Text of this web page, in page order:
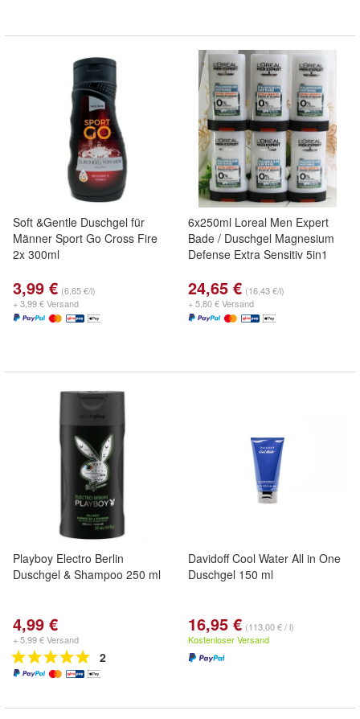
Soft &Gentle Duschgel für
Männer Sport Go Cross Fire
2x 300ml
3,99 € (6,65 €/l)
+ 3,99 € Versand
6x250ml Loreal Men Expert
Bade / Duschgel Magnesium
Defense Extra Sensitiv 5in1
24,65 € (16,43 €/l)
+ 5,80 € Versand
Playboy Electro Berlin
Duschgel & Shampoo 250 ml
4,99 €
+ 5,99 € Versand
2
Davidoff Cool Water All in One
Duschgel 150 ml
16,95 € (113,00 € / l)
Kostenloser Versand